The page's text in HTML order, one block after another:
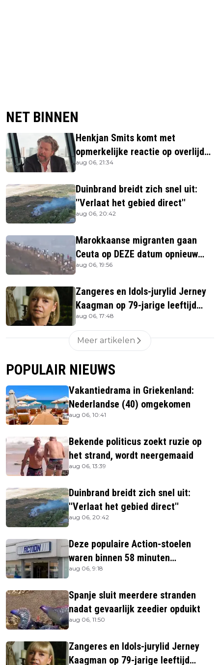
NET BINNEN
Henkjan Smits komt met
opmerkelijke reactie op overlijden
Jerney Kaagman
aug 06, 21:34
Duinbrand breidt zich snel uit:
''Verlaat het gebied direct''
aug 06, 20:42
Marokkaanse migranten gaan
Ceuta op DEZE datum opnieuw
bestormen
aug 06, 19:56
Zangeres en Idols-jurylid Jerney
Kaagman op 79-jarige leeftijd
overleden
aug 06, 17:48
Meer artikelen
POPULAIR NIEUWS
Vakantiedrama in Griekenland:
Nederlandse (40) omgekomen
aug 06, 10:41
Bekende politicus zoekt ruzie op
het strand, wordt neergemaaid
aug 06, 13:39
Duinbrand breidt zich snel uit:
''Verlaat het gebied direct''
aug 06, 20:42
Deze populaire Action-stoelen
waren binnen 58 minuten
uitverkocht zijn vandaag weer te
aug 06, 9:18
Spanje sluit meerdere stranden
nadat gevaarlijk zeedier opduikt
aug 06, 11:50
Zangeres en Idols-jurylid Jerney
Kaagman op 79-jarige leeftijd